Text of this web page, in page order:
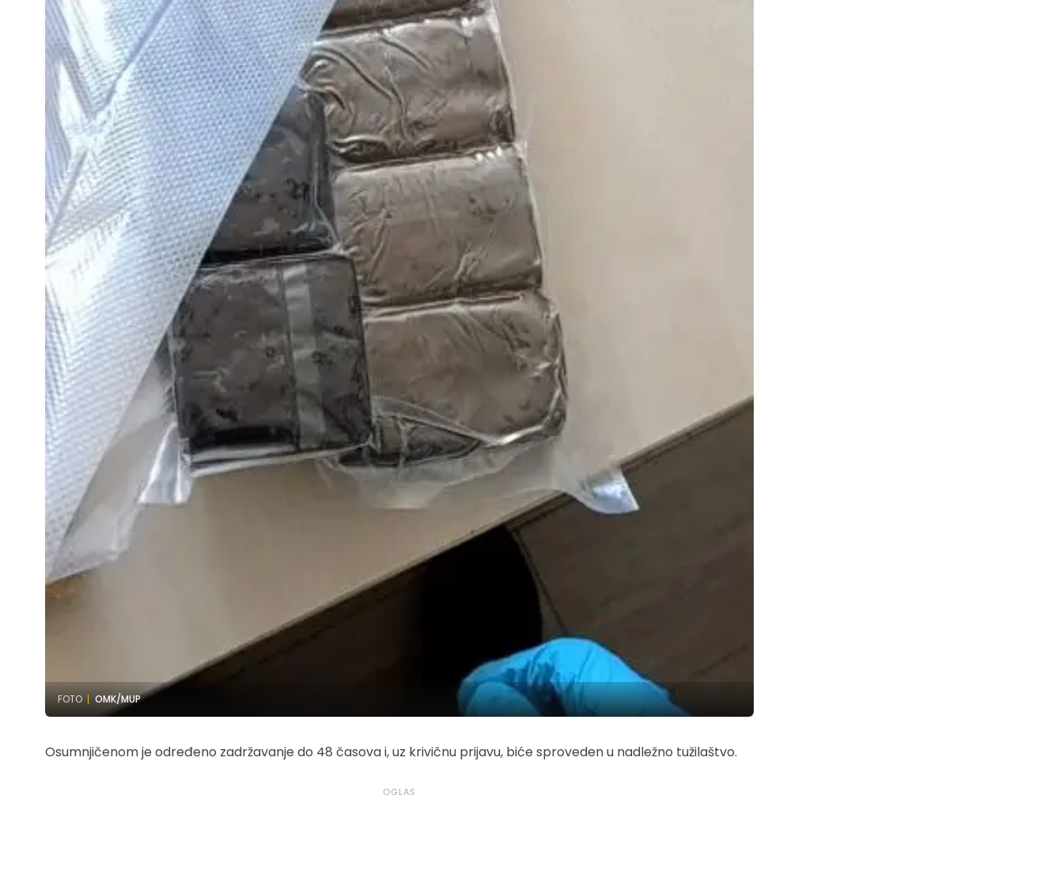
FOTO OMK/MUP
Osumnjičenom je određeno zadržavanje do 48 časova i, uz krivičnu prijavu, biće sproveden u nadležno tužilaštvo.